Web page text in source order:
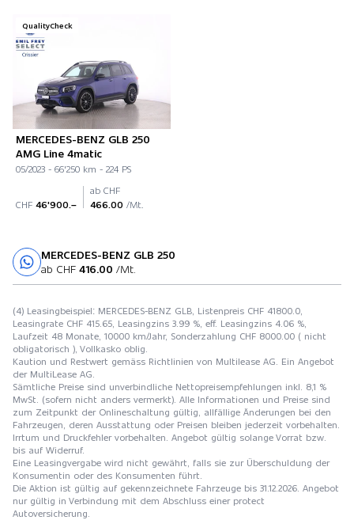
QualityCheck
MERCEDES-BENZ GLB 250
AMG Line 4matic
05/2023 - 66'250 km - 224 PS
CHF 46'900.–
ab CHF
466.00 /Mt.
MERCEDES-BENZ GLB 250
ab CHF 416.00 /Mt.
(4) Leasingbeispiel: MERCEDES-BENZ GLB, Listenpreis CHF 41800.0,
Leasingrate CHF 415.65, Leasingzins 3.99 %, eff. Leasingzins 4.06 %,
Laufzeit 48 Monate, 10000 km/Jahr, Sonderzahlung CHF 8000.00 ( nicht
obligatorisch ), Vollkasko oblig.
Kaution und Restwert gemäss Richtlinien von Multilease AG. Ein Angebot
der MultiLease AG.
Sämtliche Preise sind unverbindliche Nettopreisempfehlungen inkl. 8,1 %
MwSt. (sofern nicht anders vermerkt). Alle Informationen und Preise sind
zum Zeitpunkt der Onlineschaltung gültig, allfällige Änderungen bei den
Fahrzeugen, deren Ausstattung oder Preisen bleiben jederzeit vorbehalten.
Irrtum und Druckfehler vorbehalten. Angebot gültig solange Vorrat bzw.
bis auf Widerruf.
Eine Leasingvergabe wird nicht gewährt, falls sie zur Überschuldung der
Konsumentin oder des Konsumenten führt.
Die Aktion ist gültig auf gekennzeichnete Fahrzeuge bis 31.12.2026. Angebot
nur gültig in Verbindung mit dem Abschluss einer protect
Autoversicherung.